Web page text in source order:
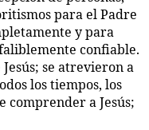
para el Padre
y para
confiable.
se atrevieron a
los tiempos, los
comprender a Jesús;